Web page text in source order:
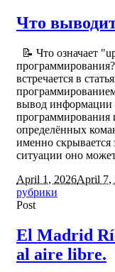
Что
📝 Что означает
встречается в
вывод информации
программирования
определённых
именно
ситуации оно
April 1, 2026April 7,
рубрики
Post
El Madrid
al aire libre.